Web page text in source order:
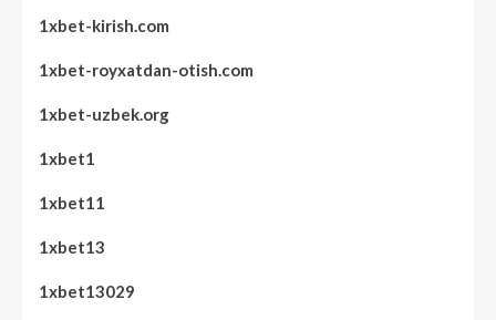
1xbet-kirish.com
1xbet-royxatdan-otish.com
1xbet-uzbek.org
1xbet1
1xbet11
1xbet13
1xbet13029